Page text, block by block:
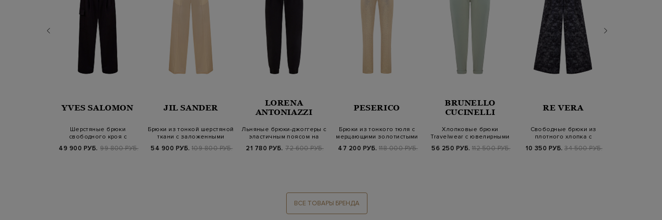
YVES SALOMON
Шерстяные брюки
свободного кроя с
49 900 РУБ. 99 800 РУБ.
JIL SANDER
Брюки из тонкой шерстяной
ткани с заложенными
54 900 РУБ. 109 800 РУБ.
LORENA
ANTONIAZZI
Льняные брюки-джоггеры с
эластичным поясом на
21 780 РУБ. 72 600 РУБ.
PESERICO
Брюки из тонкого тюля с
мерцающими золотистыми
47 200 РУБ. 118 000 РУБ.
BRUNELLO
CUCINELLI
Хлопковые брюки
Travelwear с ювелирными
56 250 РУБ. 112 500 РУБ.
RE VERA
Свободные брюки из
плотного хлопка с
10 350 РУБ. 34 500 РУБ.
ВСЕ ТОВАРЫ БРЕНДА